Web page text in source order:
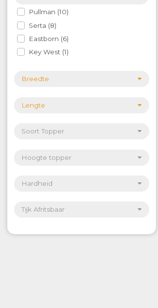
Pullman 10
Serta 8
Eastborn 6
Key West 1
Breedte
Lengte
Soort Topper
Hoogte topper
Hardheid
Tijk Afritsbaar